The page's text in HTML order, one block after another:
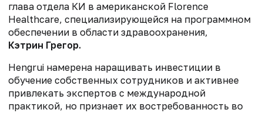
глава отдела КИ в американской Florence
Healthcare, специализирующейся на программном
обеспечении в области здравоохранения,
Кэтрин Грегор.
Hengrui намерена наращивать инвестиции в
обучение собственных сотрудников и активнее
привлекать экспертов с международной
практикой, но признает их востребованность во